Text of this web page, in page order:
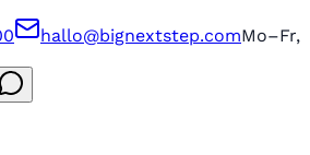
hallo@bignextstep.comMo–Fr,